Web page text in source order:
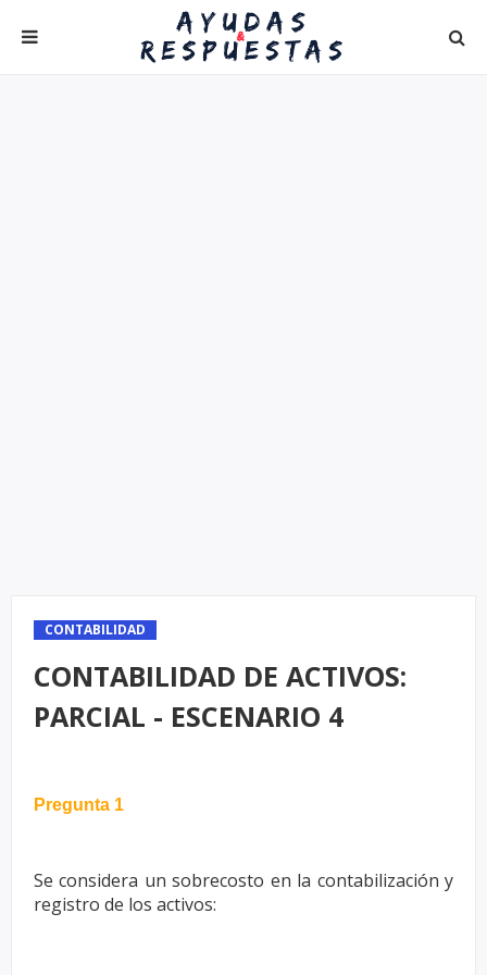
CONTABILIDAD
CONTABILIDAD DE ACTIVOS:
PARCIAL - ESCENARIO 4
Pregunta 1
Se considera un sobrecosto en la contabilización y
registro de los activos: